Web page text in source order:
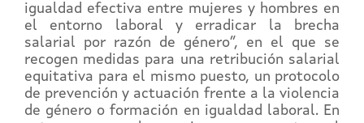
igualdad efectiva entre mujeres y hombres en
el entorno laboral y erradicar la brecha
salarial por razón de género”, en el que se
recogen medidas para una retribución salarial
equitativa para el mismo puesto, un protocolo
de prevención y actuación frente a la violencia
de género o formación en igualdad laboral. En